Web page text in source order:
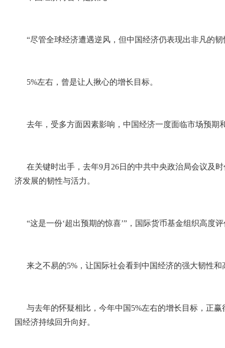
“尽管全球经济遭遇逆风，但中国经济仍表现出非凡的
5%左右，曾是让人揪心的增长目标。
去年，受多方面因素影响，中国经济一度面临市场预期
在关键时出手，去年9月26日的中共中央政治局会议及
济发展的韧性与活力。
“这是一份‘超出预期的惊喜’”，国际货币基金组织高度
来之不易的5%，让国际社会看到中国经济的强大韧性
与去年的怀疑相比，今年中国5%左右的增长目标，正
国经济持续回升向好。